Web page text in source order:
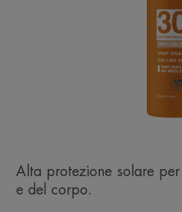
Alta protezione solare
e del corpo.